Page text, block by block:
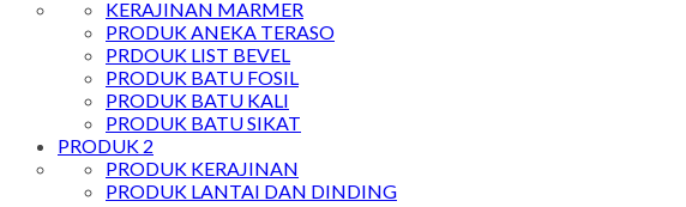
KERAJINAN MARMER
PRODUK ANEKA TERASO
PRDOUK LIST BEVEL
PRODUK BATU FOSIL
PRODUK BATU KALI
PRODUK BATU SIKAT
PRODUK 2
PRODUK KERAJINAN
PRODUK LANTAI DAN DINDING